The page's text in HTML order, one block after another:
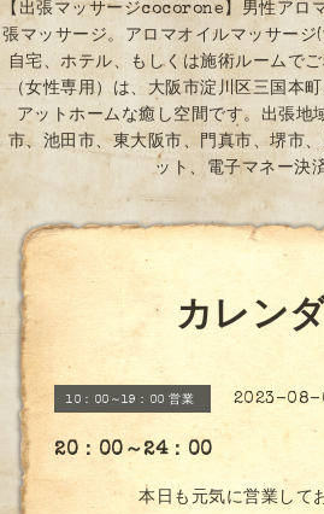
【出張マッサージcocorone】男性アロ
張マッサージ。アロマオイルマッサージ
自宅、ホテル、もしくは施術ルームで
（女性専用）は、大阪市淀川区三国本
アットホームな癒し空間です。出張地
市、池田市、東大阪市、門真市、堺市
ット、電子マネー決済
カレン
10：00～19：00 営業 2023-08-
20：00～24：00
本日も元気に営業して